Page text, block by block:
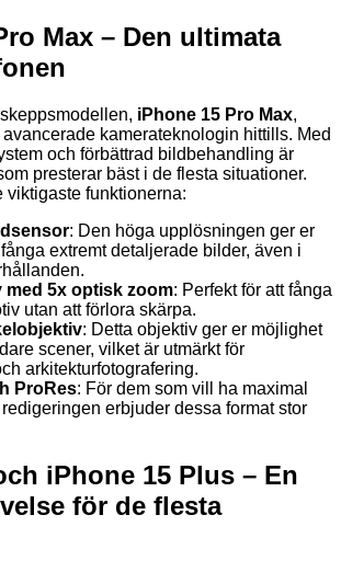
Max – Den ultimata
iPhone 15 Pro Max,
kamerateknologin hittills. Med
och förbättrad bildbehandling är
presterar bäst i de flesta situationer.
viktigaste funktionerna:
: Den höga upplösningen ger er
extremt detaljerade bilder, även i
med 5x optisk zoom: Perfekt för att fånga
utan att förlora skärpa.
: Detta objektiv ger er möjlighet
scener, vilket är utmärkt för
arkitekturfotografering.
ProRes: För dem som vill ha maximal
erbjuder dessa format stor
iPhone 15 Plus – En
för de flesta